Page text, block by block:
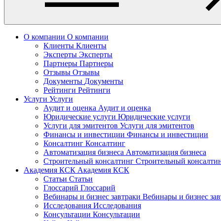
О компании О компании
Клиенты Клиенты
Эксперты Эксперты
Партнеры Партнеры
Отзывы Отзывы
Документы Документы
Рейтинги Рейтинги
Услуги Услуги
Аудит и оценка Аудит и оценка
Юридические услуги Юридические услуги
Услуги для эмитентов Услуги для эмитентов
Финансы и инвестиции Финансы и инвестиции
Консалтинг Консалтинг
Автоматизация бизнеса Автоматизация бизнеса
Строительный консалтинг Строительный
Академия КСК Академия КСК
Статьи Статьи
Глоссарий Глоссарий
Вебинары и бизнес завтраки Вебинары и бизнес
Исследования Исследования
Консультации Консультации